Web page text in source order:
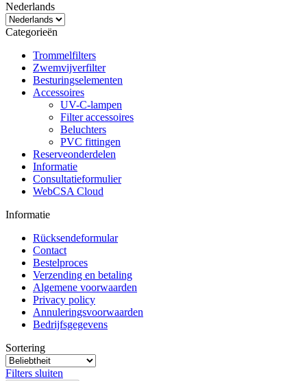
Nederlands
Categorieën
Trommelfilters
Zwemvijverfilter
Besturingselementen
Accessoires
UV-C-lampen
Filter accessoires
Beluchters
PVC fittingen
Reserveonderdelen
Informatie
Consultatieformulier
WebCSA Cloud
Informatie
Rücksendeformular
Contact
Bestelproces
Verzending en betaling
Algemene voorwaarden
Privacy policy
Annuleringsvoorwaarden
Bedrijfsgegevens
Sortering
Filters sluiten